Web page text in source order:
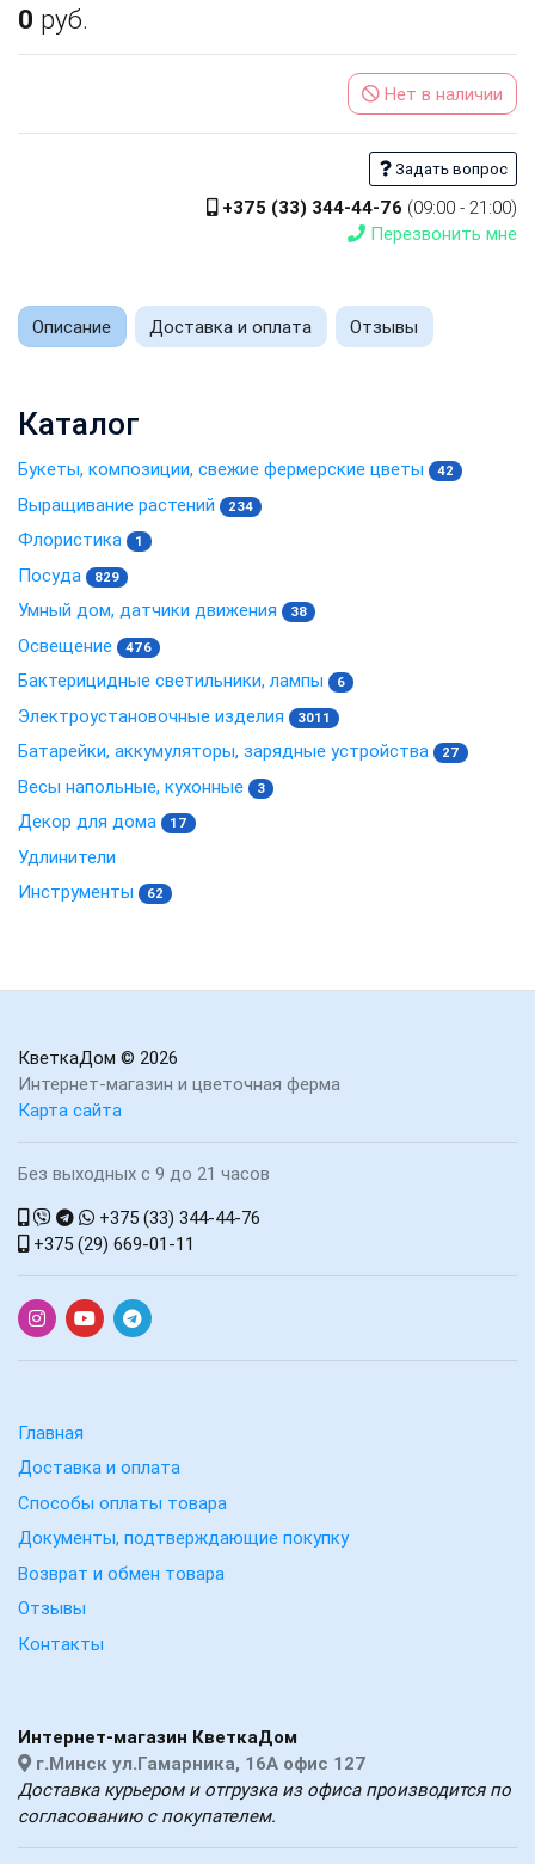
0 руб.
Нет в наличии
Задать вопрос
+375 (33) 344-44-76 (09:00 - 21:00)
Перезвонить мне
Описание Доставка и оплата Отзывы
Каталог
Букеты, композиции, свежие фермерские цветы 42
Выращивание растений 234
Флористика 1
Посуда 829
Умный дом, датчики движения 38
Освещение 476
Бактерицидные светильники, лампы 6
Электроустановочные изделия 3011
Батарейки, аккумуляторы, зарядные устройства 27
Весы напольные, кухонные 3
Декор для дома 17
Удлинители
Инструменты
62
КветкаДом © 2026
Интернет-магазин и цветочная ферма
Карта сайта
Без выходных с 9 до 21 часов
+375 (33) 344-44-76
+375 (29) 669-01-11
Главная
Доставка и оплата
Способы оплаты товара
Документы, подтверждающие покупку
Возврат и обмен товара
Отзывы
Контакты
Интернет-магазин КветкаДом
г.Минск ул.Гамарника, 16А офис 127
Доставка курьером и отгрузка из офиса производится по
согласованию с покупателем.